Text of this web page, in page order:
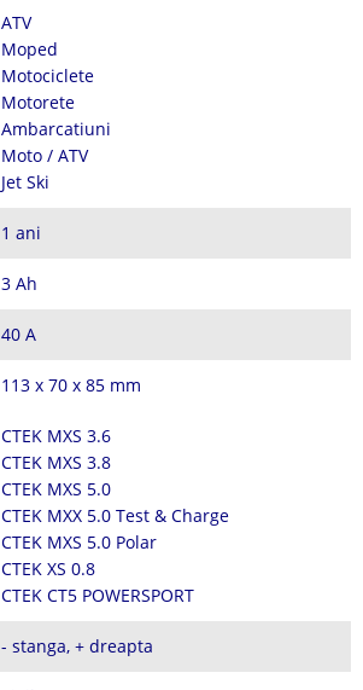
ATV
Moped
Motociclete
Motorete
Ambarcatiuni
Moto / ATV
Jet Ski
1 ani
3 Ah
40 A
113 x 70 x 85 mm
CTEK MXS 3.6
CTEK MXS 3.8
CTEK MXS 5.0
CTEK MXX 5.0 Test & Charge
CTEK MXS 5.0 Polar
CTEK XS 0.8
CTEK CT5 POWERSPORT
- stanga, + dreapta